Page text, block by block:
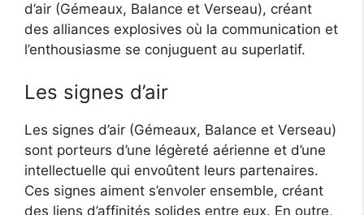
d’air (Gémeaux, Balance et Verseau), créant
des alliances explosives où la communication et
l’enthousiasme se conjuguent au superlatif.
Les signes d’air
Les signes d’air (Gémeaux, Balance et Verseau)
sont porteurs d’une légèreté aérienne et d’une
intellectuelle qui envoûtent leurs partenaires.
Ces signes aiment s’envoler ensemble, créant
des liens d’affinités solides entre eux. En outre,